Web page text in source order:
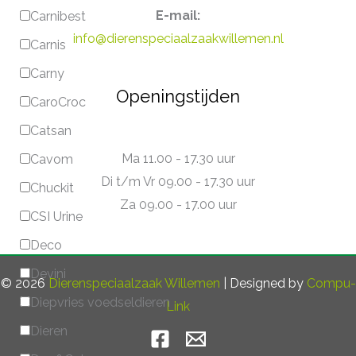
Carnibest
Carnis
Carny
CaroCroc
Catsan
Cavom
Chuckit
CSI Urine
Deco
Devini
Diepvries voedseldieren
Dieren
E-mail:
info@dierenspeciaalzaakwillemen.nl
Openingstijden
Ma 11.00 - 17.30 uur
Di t/m Vr 09.00 - 17.30 uur
Za 09.00 - 17.00 uur
© 2026 Dierenspeciaalzaak Willemen | Designed by Compu-
Link